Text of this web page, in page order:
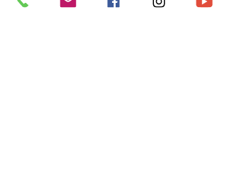
Email：
specialday430@gmail.com